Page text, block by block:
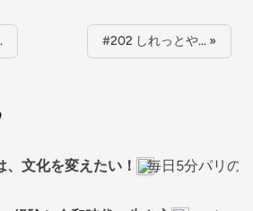
#202 しれっとや… »
文化を変えたい！ 毎日5分パリの